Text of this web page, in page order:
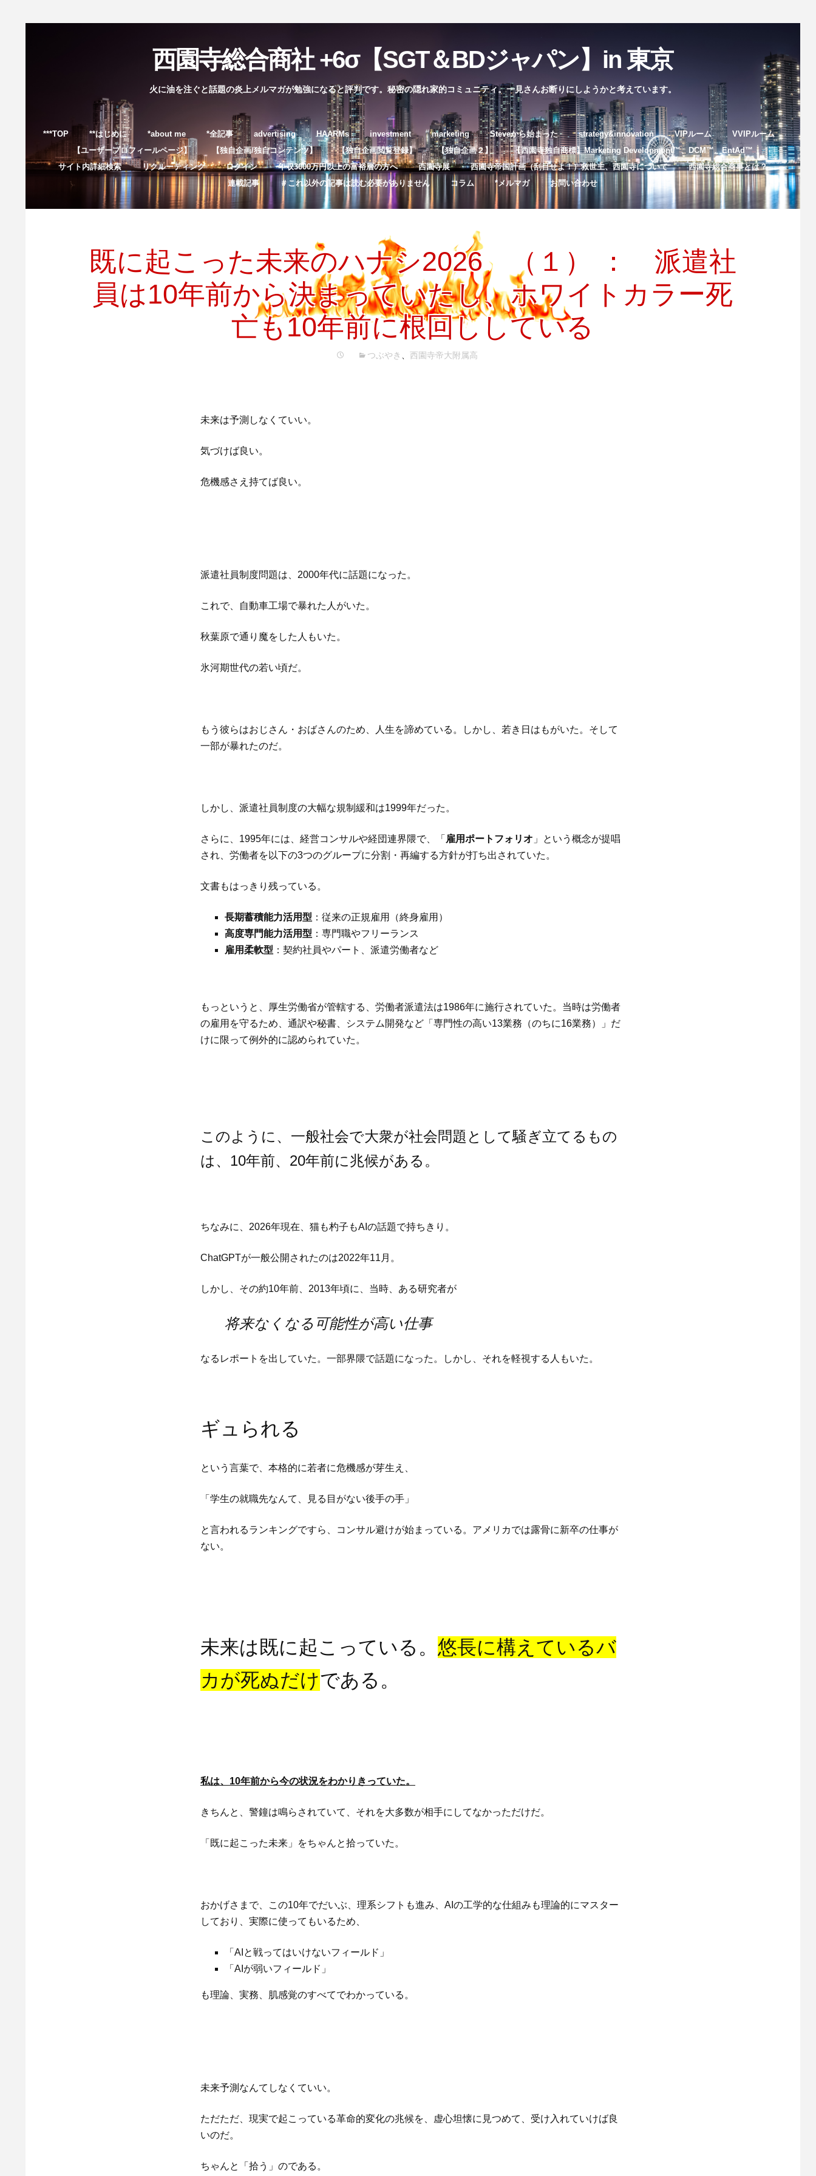
西園寺総合商社 +6σ【SGT＆BDジャパン】in 東京
火に油を注ぐと話題の炎上メルマガが勉強になると評判です。秘密の隠れ家的コミュニティ。一見さんお断りにしようかと考えています。
コ
ン
テ
ン
ッ
***TOP **はじめに *about me *全記事 advertising HAARMs investment marketing Steveから始まった strategy&innovation VIPルーム
VVIPルーム
【ユーザープロフィールページ】
【独自企画/独自コンテンツ】 【独自企画閲覧登録】 【独自企画２】
【西園寺独自商標】Marketing Development™️、DCM™️、EntAd™️
サイト内詳細検索
リクルーティング ログイン 年収3000万円以上の富裕層の方へ 西園寺展 西園寺帝国計画（刮目せよ！）救世主、西園寺について
西園寺総合商事とは？
連載記事
＃これ以外の記事は読む必要がありません コラム *メルマガ お問い合わせ
既に起こった未来のハナシ2026 （１） ： 派遣社
員は10年前から決まっていたし、ホワイトカラー死
亡も10年前に根回ししている
つぶやき 西園寺帝大附属高
未来は予測しなくていい。
気づけば良い。
危機感さえ持てば良い。
派遣社員制度問題は、2000年代に話題になった。
これで、自動車工場で暴れた人がいた。
秋葉原で通り魔をした人もいた。
氷河期世代の若い頃だ。
もう彼らはおじさん・おばさんのため、人生を諦めている。しかし、若き日はもがいた。そして
一部が暴れたのだ。
しかし、派遣社員制度の大幅な規制緩和は1999年だった。
さらに、1995年には、経営コンサルや経団連界隈で、「 雇用ポートフォリオ 」という概念が提唱
され、労働者を以下の3つのグループに分割・再編する方針が打ち出されていた。
文書もはっきり残っている。
長期蓄積能力活用型 ：従来の正規雇用（終身雇用）
高度専門能力活用型 ：専門職やフリーランス
雇用柔軟型 ：契約社員やパート、派遣労働者など
もっというと、厚生労働省が管轄する、労働者派遣法は1986年に施行されていた。当時は労働者
の雇用を守るため、通訳や秘書、システム開発など「専門性の高い13業務（のちに16業務）」だ
けに限って例外的に認められていた。
このように、一般社会で大衆が社会問題として騒ぎ立てるもの
は、10年前、20年前に兆候がある。
ちなみに、2026年現在、猫も杓子もAIの話題で持ちきり。
ChatGPTが一般公開されたのは2022年11月。
しかし、その約10年前、2013年頃に、当時、ある研究者が
将来なくなる可能性が高い仕事
なるレポートを出していた。一部界隈で話題になった。しかし、それを軽視する人もいた。
ギュられる
という言葉で、本格的に若者に危機感が芽生え、
「学生の就職先なんて、見る目がない後手の手」
と言われるランキングですら、コンサル避けが始まっている。アメリカでは露骨に新卒の仕事が
ない。
未来は既に起こっている。 悠長に構えているバ
カが死ぬだけである。
私は、10年前から今の状況をわかりきっていた。
きちんと、警鐘は鳴らされていて、それを大多数が相手にしてなかっただけだ。
「既に起こった未来」をちゃんと拾っていた。
おかげさまで、この10年でだいぶ、理系シフトも進み、AIの工学的な仕組みも理論的にマスター
しており、実際に使ってもいるため、
「AIと戦ってはいけないフィールド」
「AIが弱いフィールド」
も理論、実務、肌感覚のすべてでわかっている。
未来予測なんてしなくていい。
ただただ、現実で起こっている革命的変化の兆候を、虚心坦懐に見つめて、受け入れていけば良
いのだ。
ちゃんと「拾う」のである。